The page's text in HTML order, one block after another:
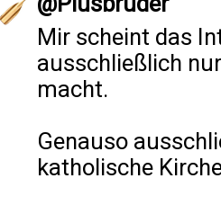
Mir scheint das
ausschließlich
macht.
Genauso
katholische